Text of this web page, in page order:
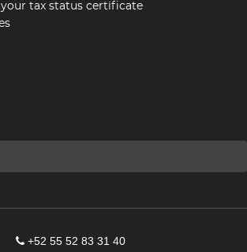
tax status certificate
+52 55 52 83 31 40